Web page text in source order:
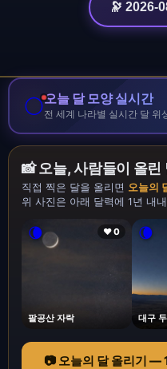
🔭 2026-
🌕오늘 달 모양 실시간
전 세계 나라별 실시간 달 위
📸 오늘, 사람들이 올린
직접 찍은 달을 올리면 오늘의
위 사진은 아래 달력에 1년 내
🌘 ❤ 0
팔공산 자락
🌘
대구
📷 오늘의 달 올리기 —